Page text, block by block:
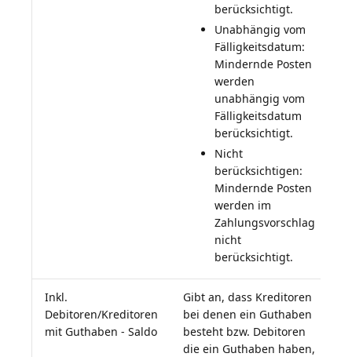
berücksichtigt.
Unabhängig vom
Fälligkeitsdatum:
Mindernde Posten
werden
unabhängig vom
Fälligkeitsdatum
berücksichtigt.
Nicht
berücksichtigen:
Mindernde Posten
werden im
Zahlungsvorschlag
nicht
berücksichtigt.
Inkl.
Debitoren/Kreditoren
mit Guthaben - Saldo
Gibt an, dass Kreditoren
bei denen ein Guthaben
besteht bzw. Debitoren
die ein Guthaben haben,